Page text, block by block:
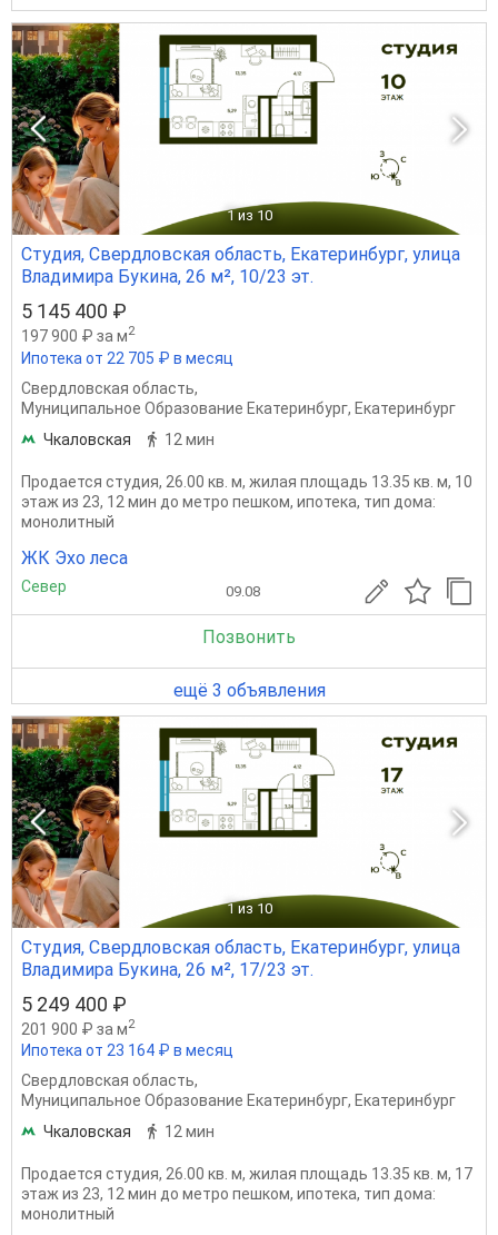
1 из 10
Студия, Свердловская область, Екатеринбург, улица
Владимира Букина, 26 м², 10/23 эт.
5 145 400 ₽
197 900 ₽ за м2
Ипотека от 22 705 ₽ в месяц
Свердловская область,
Муниципальное Образование Екатеринбург, Екатеринбург
Чкаловская
12 мин
Продается студия, 26.00 кв. м, жилая площадь 13.35 кв. м, 10
этаж из 23, 12 мин до метро пешком, ипотека, тип дома:
монолитный
ЖК Эхо леса
Север 09.08
Позвонить
ещё 3 объявления
1 из 10
Студия, Свердловская область, Екатеринбург, улица
Владимира Букина, 26 м², 17/23 эт.
5 249 400 ₽
201 900 ₽ за м2
Ипотека от 23 164 ₽ в месяц
Свердловская область,
Муниципальное Образование Екатеринбург, Екатеринбург
Чкаловская
12 мин
Продается студия, 26.00 кв. м, жилая площадь 13.35 кв. м, 17
этаж из 23, 12 мин до метро пешком, ипотека, тип дома:
монолитный